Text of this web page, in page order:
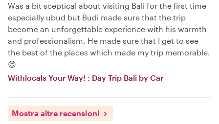
Was a bit sceptical about visiting Bali for the first time
especially ubud but Budi made sure that the trip
become an unforgettable experience with his warmth
and professionalism. He made sure that I get to see
the best of the places which made my trip memorable.
😊
Withlocals Your Way! : Day Trip Bali by Car
Mostra altre recensioni